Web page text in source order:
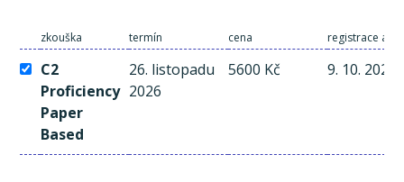
zkouška termín cena registrace a
C2
Proficiency
Paper
Based
26. listopadu
2026
5600 Kč 9. 10. 2026